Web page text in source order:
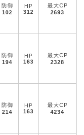
防御
102
HP
312
最大CP
2693
防御
194
HP
163
最大CP
2328
防御
214
HP
163
最大CP
4234